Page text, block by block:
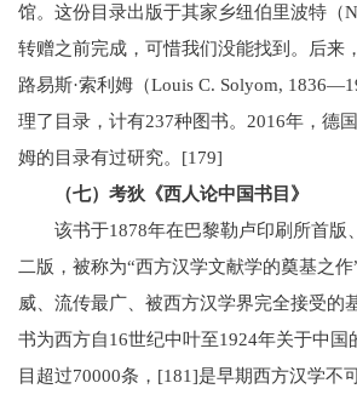
馆。这份目录出版于其家乡纽伯里波特（
转赠之前完成，可惜我们没能找到。后来
路易斯·索利姆（Louis C. Solyom,
理了目录，计有237种图书。2016年，德
姆的目录有过研究。[179]
（七）考狄《西人论中国书目》
该书于1878年在巴黎勒卢印刷所首
二版，被称为“西方汉学文献学的奠基之
威、流传最广、被西方汉学界完全接受的
书为西方自16世纪中叶至1924年关于中国
目超过70000条，[181]是早期西方汉学不